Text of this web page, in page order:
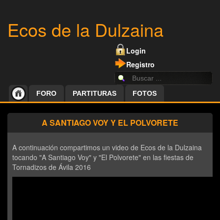
Ecos de la Dulzaina
Login
Registro
FORO PARTITURAS FOTOS
A SANTIAGO VOY Y EL POLVORETE
A continuación compartimos un video de Ecos de la Dulzaina
tocando "A Santiago Voy" y "El Polvorete" en las fiestas de
Tornadizos de Ávila 2016